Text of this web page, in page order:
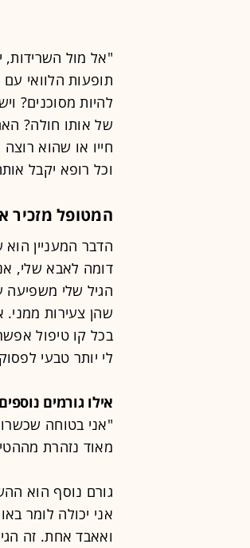
"אל מול השרידות,
תופעות הלוואי
להיות מסוכנים?
של אותו חולה?
חייו או שהוא
וכל רופא יקבל
המטופל מזכיר
הדבר המעניין
דומה לאבא שלי,
לי יותר טבעי
אילו גורמים
"אני בטוחה
מאוד נזהרת
גורם נוסף הוא
אני יכולה לומר
ואאבד אחת. זה